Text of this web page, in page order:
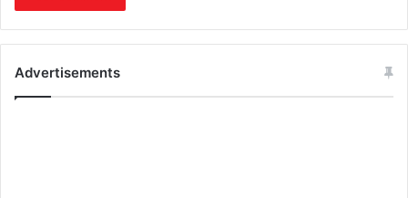
Advertisements